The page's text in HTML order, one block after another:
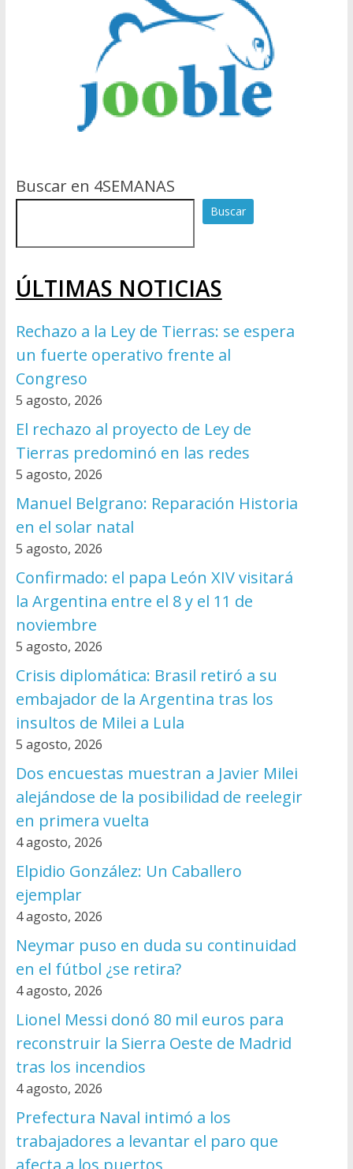
Buscar en 4SEMANAS
Buscar
ÚLTIMAS NOTICIAS
Rechazo a la Ley de Tierras: se espera
un fuerte operativo frente al
Congreso
5 agosto, 2026
El rechazo al proyecto de Ley de
Tierras predominó en las redes
5 agosto, 2026
Manuel Belgrano: Reparación Historia
en el solar natal
5 agosto, 2026
Confirmado: el papa León XIV visitará
la Argentina entre el 8 y el 11 de
noviembre
5 agosto, 2026
Crisis diplomática: Brasil retiró a su
embajador de la Argentina tras los
insultos de Milei a Lula
5 agosto, 2026
Dos encuestas muestran a Javier Milei
alejándose de la posibilidad de reelegir
en primera vuelta
4 agosto, 2026
Elpidio González: Un Caballero
ejemplar
4 agosto, 2026
Neymar puso en duda su continuidad
en el fútbol ¿se retira?
4 agosto, 2026
Lionel Messi donó 80 mil euros para
reconstruir la Sierra Oeste de Madrid
tras los incendios
4 agosto, 2026
Prefectura Naval intimó a los
trabajadores a levantar el paro que